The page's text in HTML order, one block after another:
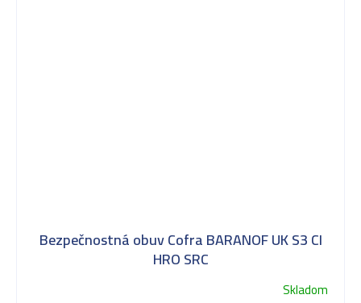
Bezpečnostná obuv Cofra BARANOF UK S3 CI
HRO SRC
Skladom